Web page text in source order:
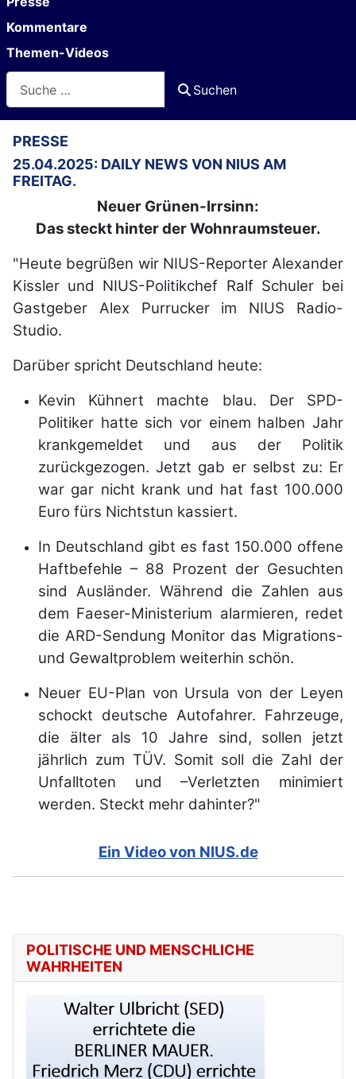
Kommentare
Themen-Videos
Suchen
PRESSE
25.04.2025: DAILY NEWS VON NIUS AM
FREITAG.
Neuer Grünen-Irrsinn:
Das steckt hinter der Wohnraumsteuer.
"Heute begrüßen wir NIUS-Reporter Alexander
Kissler und NIUS-Politikchef Ralf Schuler bei
Gastgeber Alex Purrucker im NIUS Radio-
Studio.
Darüber spricht Deutschland heute:
Kevin Kühnert machte blau. Der SPD-
Politiker hatte sich vor einem halben Jahr
krankgemeldet und aus der Politik
zurückgezogen. Jetzt gab er selbst zu: Er
war gar nicht krank und hat fast 100.000
Euro fürs Nichtstun kassiert.
In Deutschland gibt es fast 150.000 offene
Haftbefehle – 88 Prozent der Gesuchten
sind Ausländer. Während die Zahlen aus
dem Faeser-Ministerium alarmieren, redet
die ARD-Sendung Monitor das Migrations-
und Gewaltproblem weiterhin schön.
Neuer EU-Plan von Ursula von der Leyen
schockt deutsche Autofahrer. Fahrzeuge,
die älter als 10 Jahre sind, sollen jetzt
jährlich zum TÜV. Somit soll die Zahl der
Unfalltoten und –Verletzten minimiert
werden. Steckt mehr dahinter?"
Ein Video von NIUS.de
POLITISCHE UND MENSCHLICHE
WAHRHEITEN